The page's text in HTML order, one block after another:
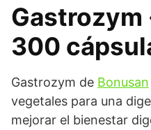
Gastrozym
300
Gastrozym de Bonusan
vegetales para una
mejorar el bienestar